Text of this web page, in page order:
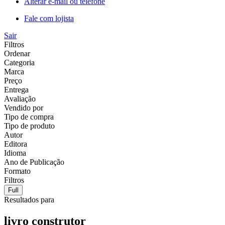
Fale com lojista
Sair
Filtros
Ordenar
Categoria
Marca
Preço
Entrega
Avaliação
Vendido por
Tipo de compra
Tipo de produto
Autor
Editora
Idioma
Ano de Publicação
Formato
Filtros
Full
Resultados para
livro construtor